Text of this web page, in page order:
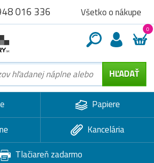
016 336 Všetko o nákupe
0
Papiere
Kancelária
Tlačiareň zadarmo